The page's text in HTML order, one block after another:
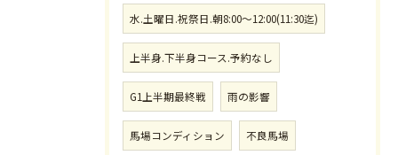
水.土曜日.祝祭日.朝8:00〜12:00(11:30迄)
上半身.下半身コース.予約なし
G1上半期最終戦 雨の影響
馬場コンディション 不良馬場